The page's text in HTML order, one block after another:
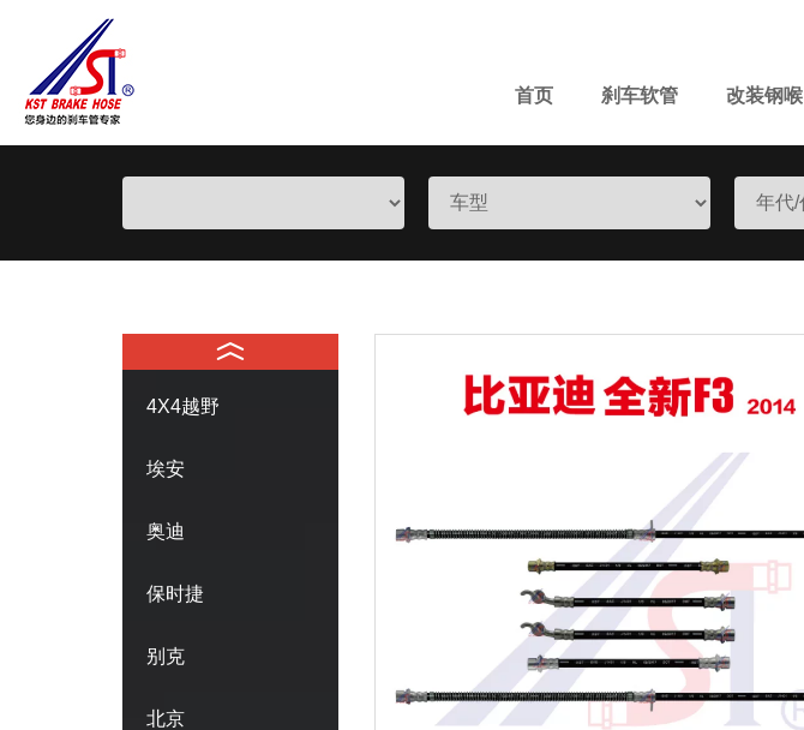
首页 刹车软管 改装钢喉
4X4越野
埃安
奥迪
保时捷
别克
北京